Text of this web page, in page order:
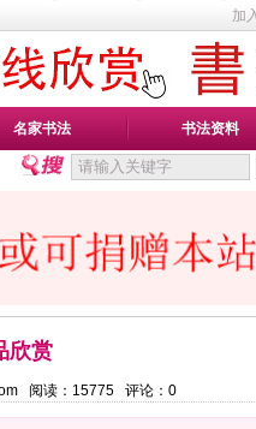
加
名家书法 书法资料
欣赏
阅读： 15775评论： 0